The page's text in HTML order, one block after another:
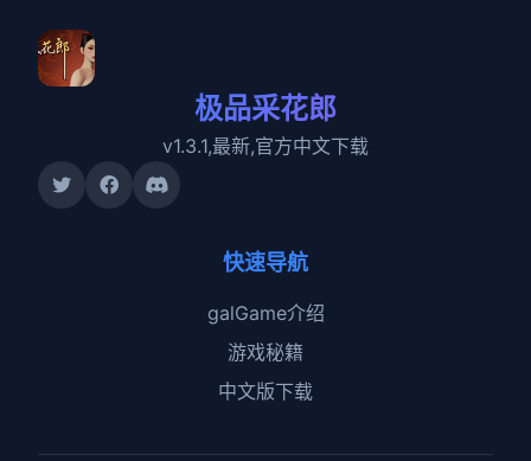
极品采花郎
v1.3.1,最新,官方中文下载
快速导航
galGame介绍
游戏秘籍
中文版下载